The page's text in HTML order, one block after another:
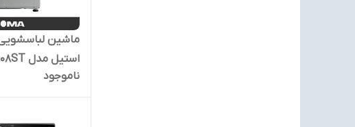
استیل مدل BWF40108ST
ناموجود